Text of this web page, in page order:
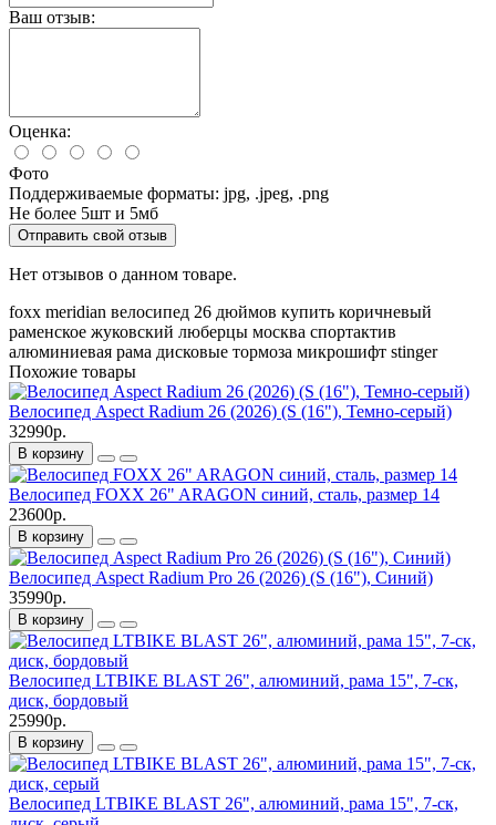
Ваш отзыв:
Оценка:
Фото
Поддерживаемые форматы: jpg, .jpeg, .png
Не более 5шт и 5мб
Отправить свой отзыв
Нет отзывов о данном товаре.
foxx meridian велосипед 26 дюймов купить коричневый
раменское жуковский люберцы москва спортактив
алюминиевая рама дисковые тормоза микрошифт stinger
Похожие товары
Велосипед Aspect Radium 26 (2026) (S (16"), Темно-серый)
32990р.
В корзину
Велосипед FOXX 26" ARAGON синий, сталь, размер 14
23600р.
В корзину
Велосипед Aspect Radium Pro 26 (2026) (S (16"), Синий)
35990р.
В корзину
Велосипед LTBIKE BLAST 26", алюминий, рама 15", 7-ск,
диск, бордовый
25990р.
В корзину
Велосипед LTBIKE BLAST 26", алюминий, рама 15", 7-ск,